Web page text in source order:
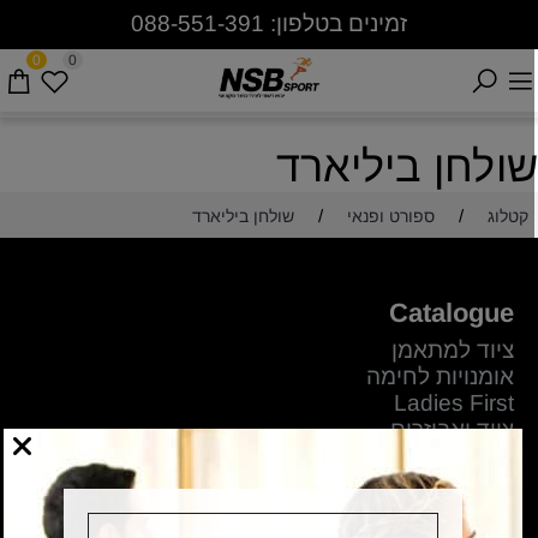
זמינים בטלפון: 088-551-391
0 0
ביליארד
קטלוג / ספורט ופנאי / שולחן ביליארד
Catalogue
ציוד למתאמן
אומנויות לחימה
Ladies First
ציוד ואביזרים